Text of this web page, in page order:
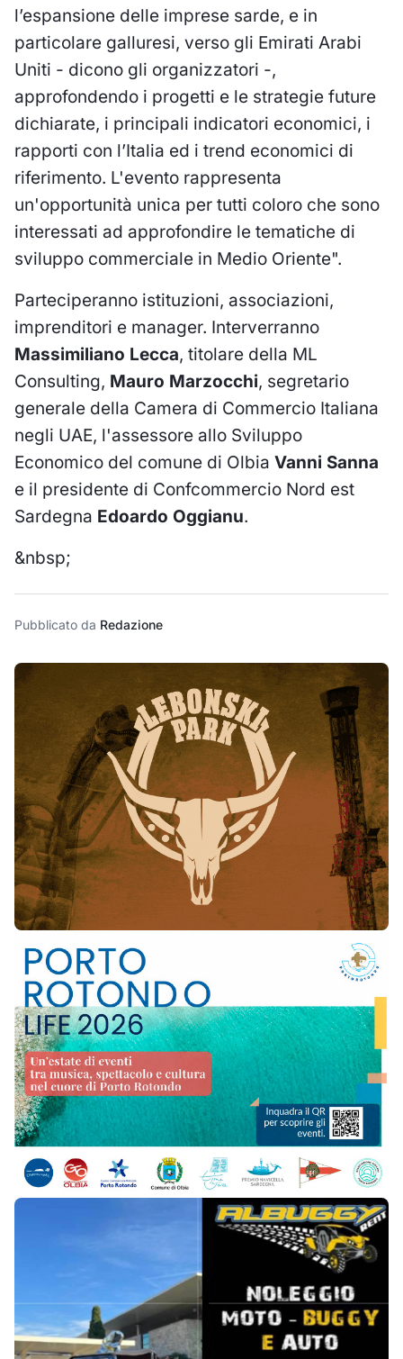
l’espansione delle imprese sarde, e in
particolare galluresi, verso gli Emirati Arabi
Uniti - dicono gli organizzatori -,
approfondendo i progetti e le strategie future
dichiarate, i principali indicatori economici, i
rapporti con l’Italia ed i trend economici di
riferimento. L'evento rappresenta
un'opportunità unica per tutti coloro che sono
interessati ad approfondire le tematiche di
sviluppo commerciale in Medio Oriente".
Parteciperanno istituzioni, associazioni,
imprenditori e manager. Interverranno
Massimiliano Lecca, titolare della ML
Consulting, Mauro Marzocchi, segretario
generale della Camera di Commercio Italiana
negli UAE, l'assessore allo Sviluppo
Economico del comune di Olbia Vanni Sanna
e il presidente di Confcommercio Nord est
Sardegna Edoardo Oggianu.
&nbsp;
Pubblicato da Redazione